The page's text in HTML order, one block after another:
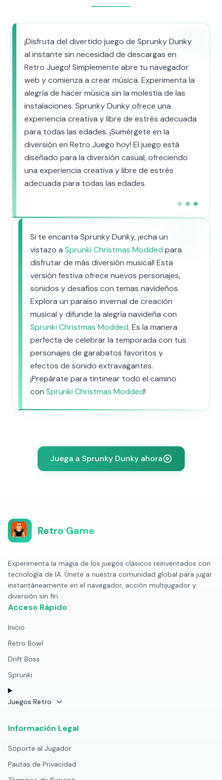
¡Disfruta del divertido juego de Sprunky Dunky
al instante sin necesidad de descargas en
Retro Juego! Simplemente abre tu navegador
web y comienza a crear música. Experimenta la
alegría de hacer música sin la molestia de las
instalaciones. Sprunky Dunky ofrece una
experiencia creativa y libre de estrés adecuada
para todas las edades. ¡Sumérgete en la
diversión en Retro Juego hoy! El juego está
diseñado para la diversión casual, ofreciendo
una experiencia creativa y libre de estrés
adecuada para todas las edades.
Si te encanta Sprunky Dunky, ¡echa un
vistazo a Sprunki Christmas Modded para
disfrutar de más diversión musical! Esta
versión festiva ofrece nuevos personajes,
sonidos y desafíos con temas navideños.
Explora un paraíso invernal de creación
musical y difunde la alegría navideña con
Sprunki Christmas Modded. Es la manera
perfecta de celebrar la temporada con tus
personajes de garabatos favoritos y
efectos de sonido extravagantes.
¡Prepárate para tintinear todo el camino
con Sprunki Christmas Modded!
Juega a Sprunky Dunky ahora
Retro Game
Experimenta la magia de los juegos clásicos reinventados con
tecnología de IA. Únete a nuestra comunidad global para jugar
instantáneamente en el navegador, acción multijugador y
diversión sin fin.
Acceso Rápido
Inicio
Retro Bowl
Drift Boss
Sprunki
Juegos Retro
Información Legal
Soporte al Jugador
Pautas de Privacidad